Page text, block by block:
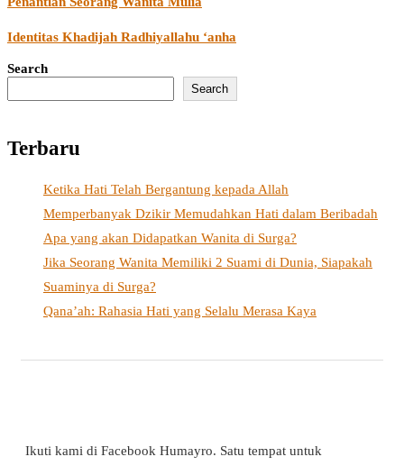
Identitas Khadijah Radhiyallahu ‘anha
Search
Search
Terbaru
Ketika Hati Telah Bergantung kepada Allah
Memperbanyak Dzikir Memudahkan Hati dalam Beribadah
Apa yang akan Didapatkan Wanita di Surga?
Jika Seorang Wanita Memiliki 2 Suami di Dunia, Siapakah
Suaminya di Surga?
Qana’ah: Rahasia Hati yang Selalu Merasa Kaya
Ikuti kami di Facebook Humayro. Satu tempat untuk